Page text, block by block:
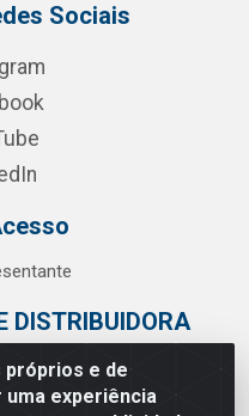
e de
experiência
Sociais
DISTRIBUIDORA